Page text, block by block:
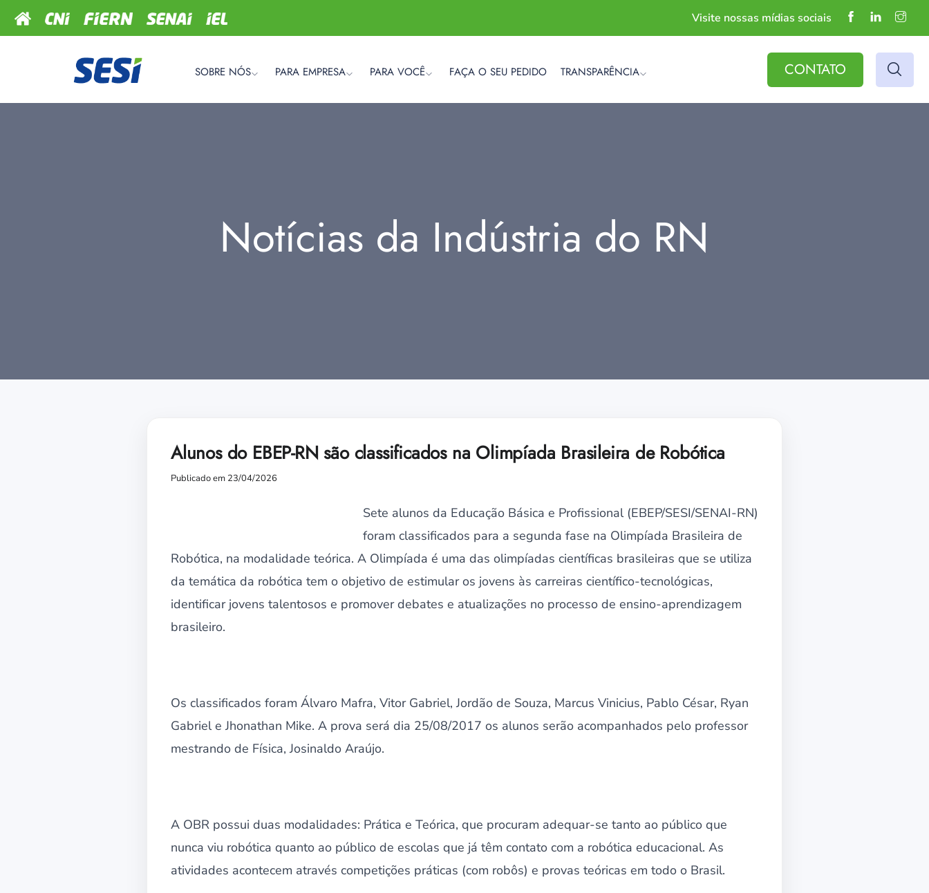
Visite nossas mídias sociais
SOBRE NÓS PARA EMPRESA PARA VOCÊ FAÇA O SEU PEDIDO TRANSPARÊNCIA CONTATO
Notícias da Indústria do RN
Alunos do EBEP-RN são classificados na Olimpíada Brasileira de Robótica
Publicado em 23/04/2026
Sete alunos da Educação Básica e Profissional (EBEP/SESI/SENAI-RN)
foram classificados para a segunda fase na Olimpíada Brasileira de
Robótica, na modalidade teórica. A Olimpíada é uma das olimpíadas científicas brasileiras que se utiliza
da temática da robótica tem o objetivo de estimular os jovens às carreiras científico-tecnológicas,
identificar jovens talentosos e promover debates e atualizações no processo de ensino-aprendizagem
brasileiro.
Os classificados foram Álvaro Mafra, Vitor Gabriel, Jordão de Souza, Marcus Vinicius, Pablo César, Ryan
Gabriel e Jhonathan Mike. A prova será dia 25/08/2017 os alunos serão acompanhados pelo professor
mestrando de Física, Josinaldo Araújo.
A OBR possui duas modalidades: Prática e Teórica, que procuram adequar-se tanto ao público que
nunca viu robótica quanto ao público de escolas que já têm contato com a robótica educacional. As
atividades acontecem através competições práticas (com robôs) e provas teóricas em todo o Brasil.